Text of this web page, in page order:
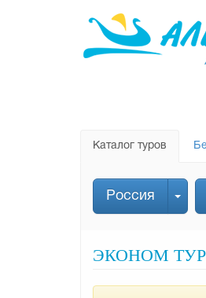
Каталог туров
Россия
ЭКОНОМ